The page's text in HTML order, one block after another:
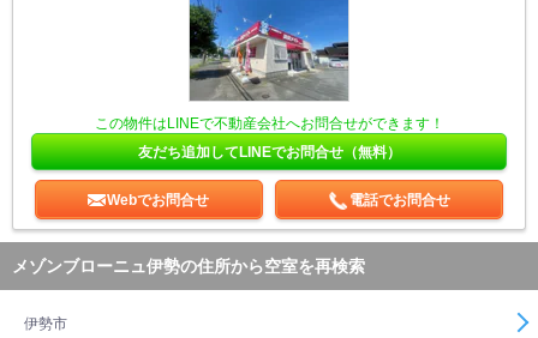
この物件はLINEで不動産会社へお問合せができます！
友だち追加してLINEでお問合せ（無料）
Webでお問合せ 電話でお問合せ
メゾンブローニュ伊勢の住所から空室を再検索
伊勢市